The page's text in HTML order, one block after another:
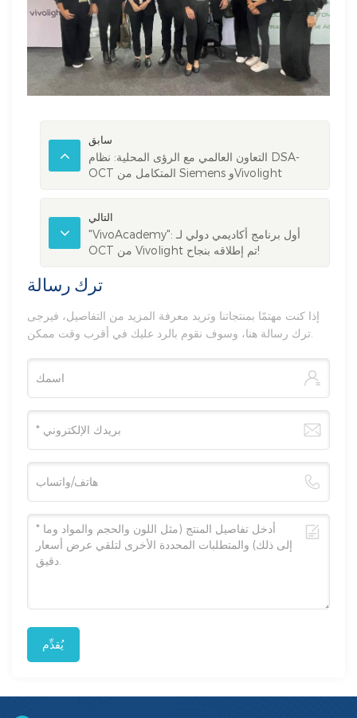
سابق
التعاون العالمي مع الرؤى المحلية: نظام DSA-
OCT المتكامل من Siemens وVivolight
التالي
"VivoAcademy": أول برنامج أكاديمي دولي لـ
OCT من Vivolight تم إطلاقه بنجاح!
ترك رسالة
إذا كنت مهتمًا بمنتجاتنا وتريد معرفة المزيد من التفاصيل، فيرجى
يُقدِّم